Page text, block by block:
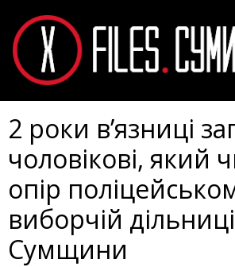
2 роки в’язниці
чоловікові, який
опір
виборчій дільниці
Сумщини